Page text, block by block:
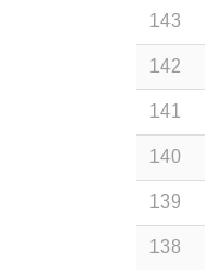
143
142
141
140
139
138